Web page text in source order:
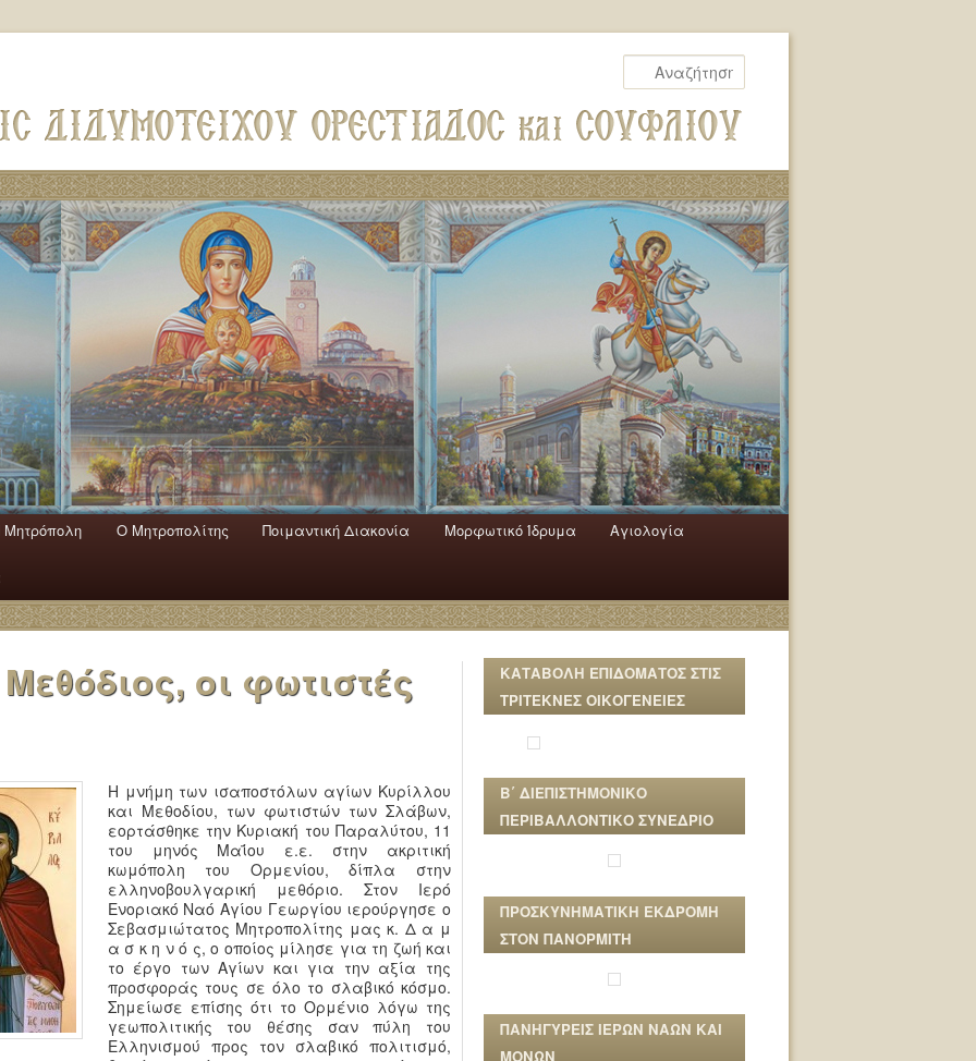
Mητρόπολη Ο Mητροπολίτης Ποιμαντική Διακονία Μορφωτικό Ίδρυμα Αγιολογία
οι φωτιστές
Η μνήμη των ισαποστόλων αγίων Κυρίλλου
και Μεθοδίου, των φωτιστών των Σλάβων,
εορτάσθηκε την Κυριακή του Παραλύτου, 11
του μηνός Μαΐου ε.ε. στην ακριτική
κωμόπολη του Ορμενίου, δίπλα στην
ελληνοβουλγαρική μεθόριο. Στον Ιερό
Ενοριακό Ναό Αγίου Γεωργίου ιερούργησε ο
Σεβασμιώτατος Μητροπολίτης μας κ. Δ α μ
α σ κ η ν ό ς, ο οποίος μίλησε για τη ζωή και
το έργο των Αγίων και για την αξία της
προσφοράς τους σε όλο το σλαβικό κόσμο.
Σημείωσε επίσης ότι το Ορμένιο λόγω της
γεωπολιτικής του θέσης σαν πύλη του
Ελληνισμού προς τον σλαβικό πολιτισμό,
ΚΑΤΑΒΟΛΗ ΕΠΙΔΟΜΑΤΟΣ ΣΤΙΣ
ΤΡΙΤΕΚΝΕΣ ΟΙΚΟΓΕΝΕΙΕΣ
Β΄ ΔΙΕΠΙΣΤΗΜΟΝΙΚΟ
ΠΕΡΙΒΑΛΛΟΝΤΙΚΟ ΣΥΝΕΔΡΙΟ
ΠΡΟΣΚΥΝΗΜΑΤΙΚΗ ΕΚΔΡΟΜΗ
ΣΤΟΝ ΠΑΝΟΡΜΙΤΗ
ΠΑΝΗΓΥΡΕΙΣ ΙΕΡΩΝ ΝΑΩΝ ΚΑΙ
ΜΟΝΩΝ